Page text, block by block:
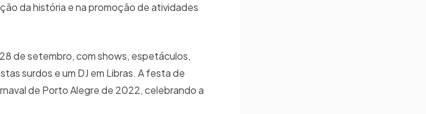
da história e na promoção de atividades
de setembro, com shows, espetáculos,
surdos e um DJ em Libras. A festa de
de Porto Alegre de 2022, celebrando a